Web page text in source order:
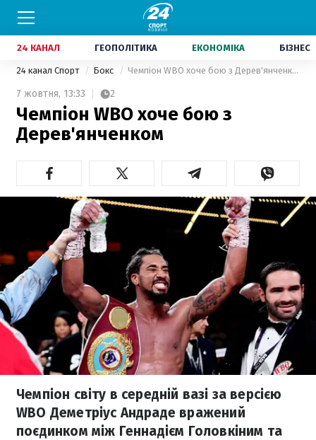
24 КАНАЛ ГЕОПОЛІТИКА ЕКОНОМІКА БІЗНЕС
24 канал Спорт Бокс Чемпіон WBO хоче бою з Дерев'янченком
7 жовтня, 13:33 2
Чемпіон WBO хоче бою з
Дерев'янченком
Чемпіон світу в середній вазі за версією
WBO Деметріус Андраде вражений
поєдинком між Геннадієм Головкіним та